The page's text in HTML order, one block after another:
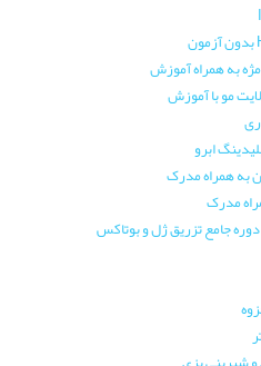
به همراه آموزش
مو با آموزش
ابرو
به همراه مدرک
مدرک
جامع تزریق ژل و بوتاکس